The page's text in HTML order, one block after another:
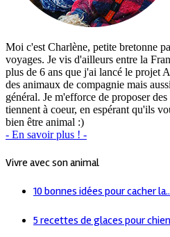
Moi c'est Charlène, petite bretonne
voyages. Je vis d'ailleurs entre la
plus de 6 ans que j'ai lancé le projet
des animaux de compagnie mais
général. Je m'efforce de proposer
tiennent à coeur, en espérant qu'ils
bien être animal :)
- En savoir plus ! -
Vivre avec son animal
10 bonnes idées pour cacher
5 recettes de glaces pour chien